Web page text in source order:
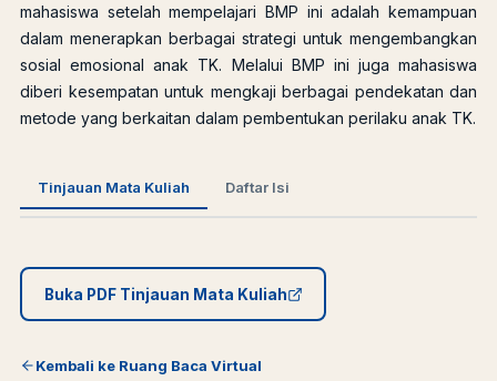
mahasiswa setelah mempelajari BMP ini adalah kemampuan
dalam menerapkan berbagai strategi untuk mengembangkan
sosial emosional anak TK. Melalui BMP ini juga mahasiswa
diberi kesempatan untuk mengkaji berbagai pendekatan dan
metode yang berkaitan dalam pembentukan perilaku anak TK.
Tinjauan Mata Kuliah Daftar Isi
Buka PDF Tinjauan Mata Kuliah
Kembali ke Ruang Baca Virtual